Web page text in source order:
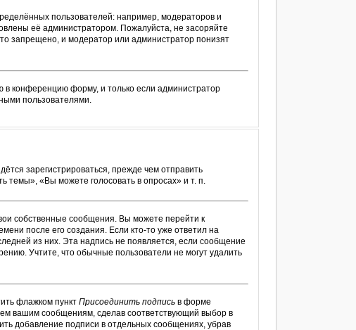
пользователей: например, модераторов и
её администратором. Пожалуйста, не засоряйте
запрещено, и модератор или администратор понизят
в конференцию форму, и только если администратор
пользователями.
зарегистрироваться, прежде чем отправить
«Вы можете голосовать в опросах» и т. п.
собственные сообщения. Вы можете перейти к
после его создания. Если кто-то уже ответил на
из них. Эта надпись не появляется, если сообщение
Учтите, что обычные пользователи не могут удалить
флажком пунктПрисоединить подпись в форме
вашим сообщениям, сделав соответствующий выбор в
добавление подписи в отдельных сообщениях, убрав